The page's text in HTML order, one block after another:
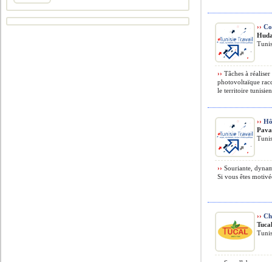
››
›› Tâches à
photovoltaïque
le territoire
››
›› Souriante,
Si vous êtes
››